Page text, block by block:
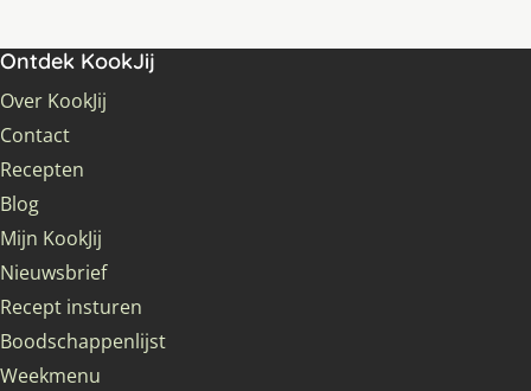
Ontdek KookJij
Over KookJij
Contact
Recepten
Blog
Mijn KookJij
Nieuwsbrief
Recept insturen
Boodschappenlijst
Weekmenu